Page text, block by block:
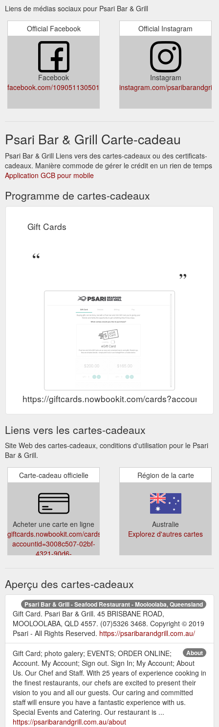
Liens de médias sociaux pour Psari Bar & Grill
Official Facebook
Facebook
facebook.com/109051130501224
Official Instagram
Instagram
instagram.com/psaribarandgrill
Psari Bar & Grill Carte-cadeau
Psari Bar & Grill Liens vers des cartes-cadeaux ou des certificats-
cadeaux. Manière commode de gérer le crédit en un rien de temps
Application GCB pour mobile
Programme de cartes-cadeaux
Gift Cards
https://giftcards.nowbookit.com/
Liens vers les cartes-cadeaux
Site Web des cartes-cadeaux, conditions d'utilisation pour le Psari
Bar & Grill.
Carte-cadeau officielle
Acheter une carte en ligne
giftcards.nowbookit.com/cards?
accountid=3008c507-02bf-
4321-90d6-
Région de la carte
Australie
Explorez d'autres cartes
Aperçu des cartes-cadeaux
Psari Bar & Grill - Seafood Restaurant - Mooloolaba, Queensland
Gift Card. Psari Bar & Grill. 45 BRISBANE ROAD,
MOOLOOLABA, QLD 4557. (07)5326 3468. Copyright © 2019
Psari - All Rights Reserved. https://psaribarandgrill.com.au/
About
Gift Card; photo galery; EVENTS; ORDER ONLINE;
Account. My Account; Sign out. Sign In; My Account; About
Us. Our Chef and Staff. With 25 years of experience cooking in
the finest restaurants, our chefs are excited to present their
vision to you and all our guests. Our caring and committed
staff will ensure you have a fantastic experience with us.
Special Events and Catering. Our restaurant is ...
https://psaribarandgrill.com.au/about